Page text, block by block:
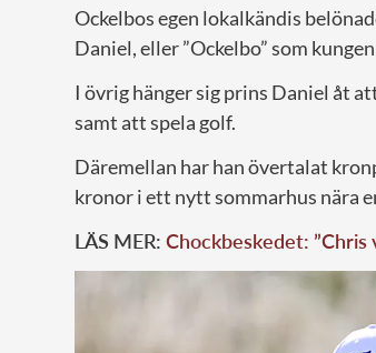
Ockelbos egen lokalkändis
Daniel, eller ”Ockelbo” som
I övrig hänger sig prins Daniel åt
samt att spela golf.
Däremellan har han övertalat
kronor i ett nytt sommarhus nära
LÄS MER: Chockbeskedet: ”Chris